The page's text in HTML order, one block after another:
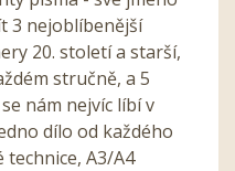
3 nejoblíbenější
20. století a starší,
stručně, a 5
nám nejvíc líbí v
dílo od každého
A3/A4